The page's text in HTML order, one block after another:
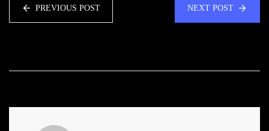
PREVIOUS POST NEXT POST